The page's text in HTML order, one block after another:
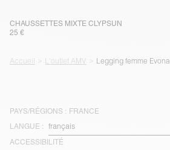
CHAUSSETTES MIXTE CLYPSUN
25 €
Accueil L'outlet AMV Legging femme Evona
PAYS/RÉGIONS : FRANCE
LANGUE :
ACCESSIBILITÉ